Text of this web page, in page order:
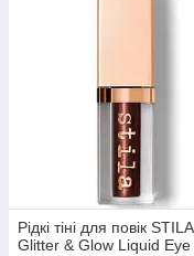
Рідкі тіні для повік STILA
Glitter & Glow Liquid Eye